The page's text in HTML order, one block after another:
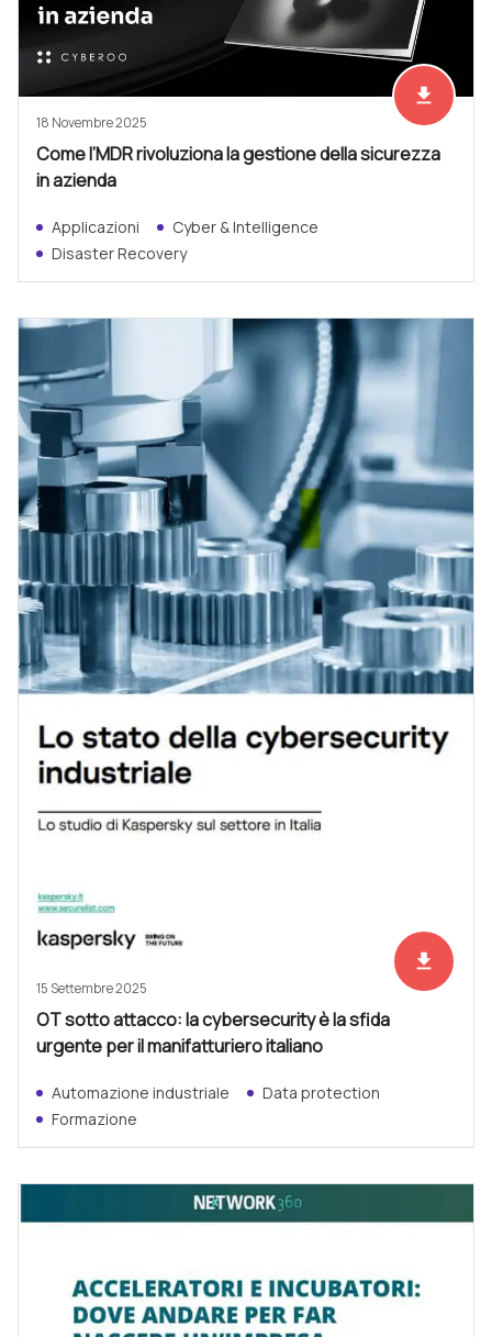
Scarica
file_download
18 Novembre 2025
Come l’MDR rivoluziona la gestione della sicurezza
in azienda
Applicazioni
Cyber & Intelligence
Disaster Recovery
Scarica
file_download
15 Settembre 2025
OT sotto attacco: la cybersecurity è la sfida
urgente per il manifatturiero italiano
Automazione industriale
Data protection
Formazione